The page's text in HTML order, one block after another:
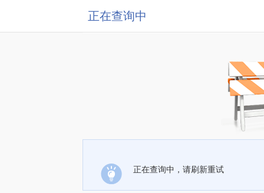
正在查询中
正在查询中，请刷新重试